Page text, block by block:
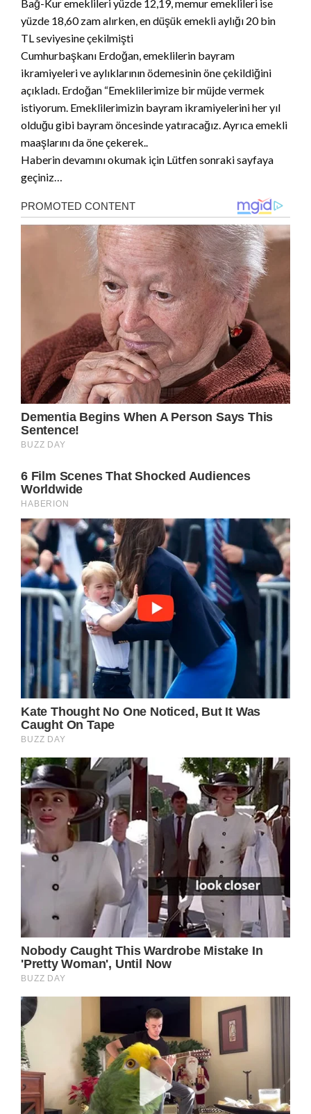
Bağ-Kur emeklileri yüzde 12,19, memur emeklileri ise
yüzde 18,60 zam alırken, en düşük emekli aylığı 20 bin
TL seviyesine çekilmişti
Cumhurbaşkanı Erdoğan, emeklilerin bayram
ikramiyeleri ve aylıklarının ödemesinin öne çekildiğini
açıkladı. Erdoğan “Emeklilerimize bir müjde vermek
istiyorum. Emeklilerimizin bayram ikramiyelerini her yıl
olduğu gibi bayram öncesinde yatıracağız. Ayrıca emekli
maaşlarını da öne çekerek..
Haberin devamını okumak için Lütfen sonraki sayfaya
geçiniz…